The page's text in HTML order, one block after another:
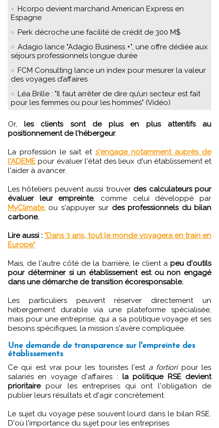
Hcorpo devient marchand American Express en
Espagne
Perk décroche une facilité de crédit de 300 M$
Adagio lance "Adagio Business +", une offre dédiée aux
séjours professionnels longue durée
FCM Consulting lance un index pour mesurer la valeur
des voyages d’affaires
Léa Brille : "Il faut arrêter de dire qu’un secteur est fait
pour les femmes ou pour les hommes" (Vidéo)
Or,les clients sont de plus en plus attentifs au
positionnement de l'hébergeur.
La profession le sait et s'engage notamment auprès de
l'ADEME pour évaluer l'état des lieux d'un établissement et
l'aider à avancer.
Les hôteliers peuvent aussi trouver des calculateurs pour
évaluer leur empreinte, comme celui développé par
MyClimate, ou s'appuyer sur des professionnels du bilan
carbone.
Lire aussi : "Dans 3 ans, tout le monde voyagera en train en
Europe"
Mais, de l'autre côté de la barrière, le client a peu d'outils
pour déterminer si un établissement est ou non engagé
dans une démarche de transition écoresponsable.
Les particuliers peuvent réserver directement un
hébergement durable via une plateforme spécialisée,
mais pour une entreprise, qui a sa politique voyage et ses
besoins spécifiques, la mission s'avère compliquée.
Une demande de transparence sur l'empreinte des
établissements
Ce qui est vrai pour les touristes l'est a fortioripour les
salariés en voyage d'affaires : la politique RSE devient
prioritairepour les entreprises qui ont l'obligation de
publier leurs résultats et d'agir concrètement.
Le sujet du voyage pèse souvent lourd dans le bilan RSE.
D'où l'importance du sujet pour les entreprises.